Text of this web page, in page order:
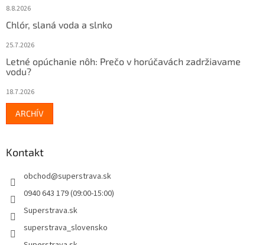
8.8.2026
Chlór, slaná voda a slnko
25.7.2026
Letné opúchanie nôh: Prečo v horúčavách zadržiavame
vodu?
18.7.2026
ARCHÍV
Kontakt
obchod@superstrava.sk
0940 643 179 (09:00-15:00)
Superstrava.sk
superstrava_slovensko